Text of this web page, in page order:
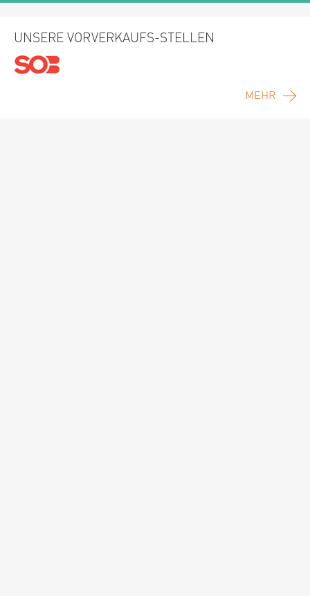
UNSERE VORVERKAUFS-STELLEN
MEHR